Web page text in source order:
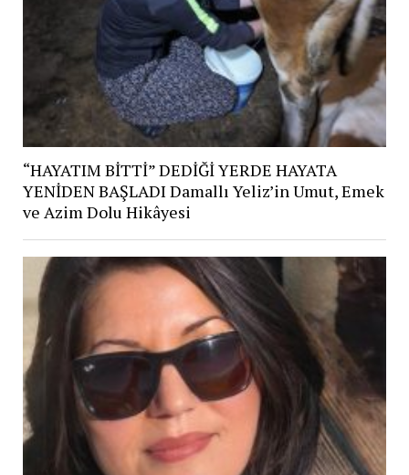
“HAYATIM BİTTİ” DEDİĞİ YERDE HAYATA
YENİDEN BAŞLADI Damallı Yeliz’in Umut, Emek
ve Azim Dolu Hikâyesi